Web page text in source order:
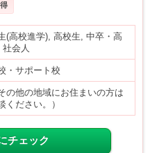
(高校進学), 高校生, 中卒・高
会人
・サポート校
の他の地域にお住まいの方は
ください。）
チェック